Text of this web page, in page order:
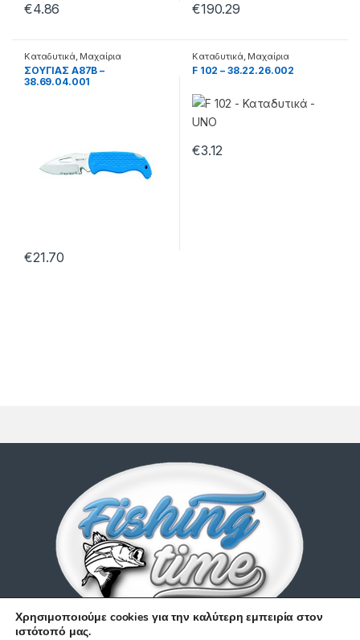
€4.86 €190.29
Καταδυτικά, Μαχαίρια
ΣΟΥΓΙΑΣ A87B –
38.69.04.001
€21.70
Καταδυτικά, Μαχαίρια
F 102 – 38.22.26.002
€3.12
Χρησιμοποιούμε cookies για την καλύτερη εμπειρία στον
ιστότοπό μας.